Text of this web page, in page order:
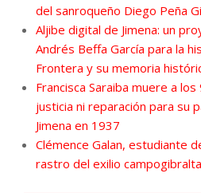
del sanroqueño Diego Peña
Aljibe digital de Jimena: un
Andrés Beffa García para la
Frontera y su memoria
Francisca Saraiba muere a
justicia ni reparación para su
Jimena en 1937
Clémence Galan, estudiante
rastro del exilio